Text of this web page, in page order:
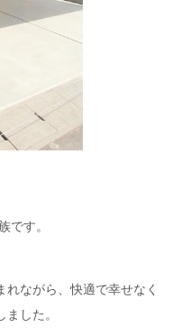
です。
ながら、快適で幸せなく
した。